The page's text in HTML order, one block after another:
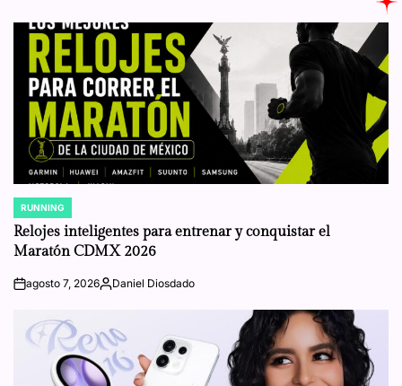
POSTED
IN
RUNNING
Relojes inteligentes para entrenar y conquistar el
Maratón CDMX 2026
onagosto 7, 2026Posted
Daniel Diosdado